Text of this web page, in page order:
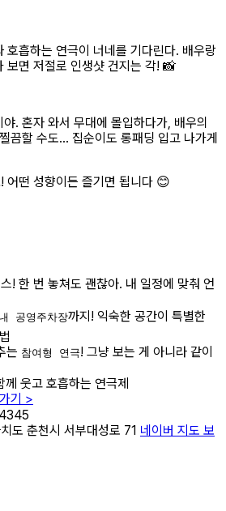
호흡하는 연극이 너네를 기다린다. 배우랑
보면 저절로 인생샷 건지는 각! 📸
. 혼자 와서 무대에 몰입하다가, 배우의
끔할 수도... 집순이도 롱패딩 입고 나가게
떤 성향이든 즐기면 됩니다 😊
! 한 번 놓쳐도 괜찮아. 내 일정에 맞춰 언
공영주차장까지! 익숙한 공간이 특별한
는 참여형 연극! 그냥 보는 게 아니라 같이
께 웃고 호흡하는 연극제
기 >
도 춘천시 서부대성로 71 네이버 지도 보